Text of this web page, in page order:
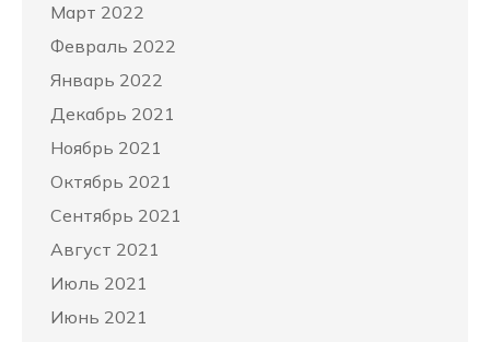
Март 2022
Февраль 2022
Январь 2022
Декабрь 2021
Ноябрь 2021
Октябрь 2021
Сентябрь 2021
Август 2021
Июль 2021
Июнь 2021